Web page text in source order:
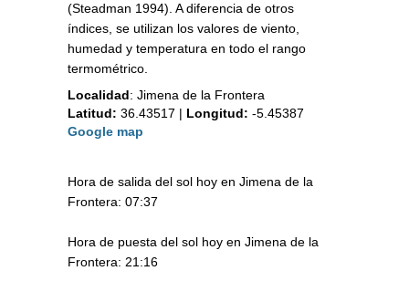
(Steadman 1994). A diferencia de otros
índices, se utilizan los valores de viento,
humedad y temperatura en todo el rango
termométrico.
Localidad: Jimena de la Frontera
Latitud: 36.43517 | Longitud: -5.45387
Google map
Hora de salida del sol hoy en Jimena de la
Frontera: 07:37
Hora de puesta del sol hoy en Jimena de la
Frontera: 21:16